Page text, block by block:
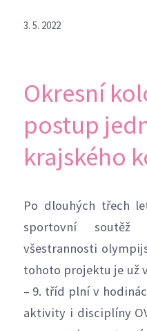
3. 5. 2022
Okresní
postup
krajského
Po dlouhých třech
sportovní soutěž
všestrannosti
tohoto projektu je už
– 9. tříd plní v
aktivity i disciplíny